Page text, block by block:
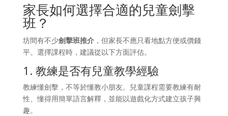
家長如何選擇合適的兒童劍擊
班？
坊間有不少劍擊班推介，但家長不應只看地點方便或價錢
平。選擇課程時，建議從以下方面評估。
1. 教練是否有兒童教學經驗
教練懂劍擊，不等於懂教小朋友。兒童課程需要教練有耐
性、懂得用簡單語言解釋，並能以遊戲化方式建立孩子興
趣。